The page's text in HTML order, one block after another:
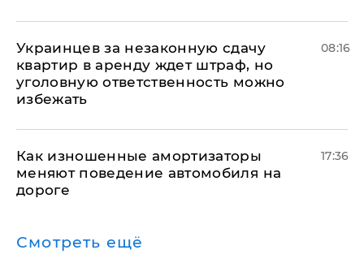
Украинцев за незаконную сдачу
квартир в аренду ждет штраф, но
уголовную ответственность можно
избежать
08:16
Как изношенные амортизаторы
меняют поведение автомобиля на
дороге
17:36
Смотреть ещё